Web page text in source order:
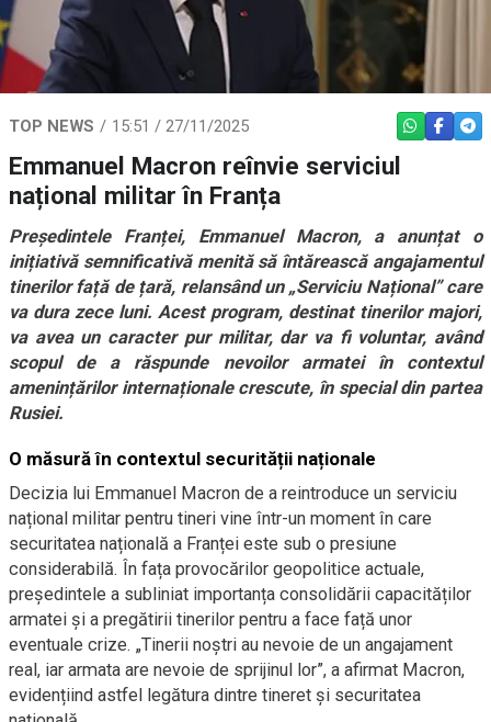
TOP NEWS 15:51 / 27/11/2025 WHATSAPP
Emmanuel Macron reînvie serviciul
național militar în Franța
Președintele Franței, Emmanuel Macron, a anunțat o
inițiativă semnificativă menită să întărească angajamentul
tinerilor față de țară, relansând un „Serviciu Național” care
va dura zece luni. Acest program, destinat tinerilor majori,
va avea un caracter pur militar, dar va fi voluntar, având
scopul de a răspunde nevoilor armatei în contextul
amenințărilor internaționale crescute, în special din partea
Rusiei.
O măsură în contextul securității naționale
Decizia lui Emmanuel Macron de a reintroduce un serviciu
național militar pentru tineri vine într-un moment în care
securitatea națională a Franței este sub o presiune
considerabilă. În fața provocărilor geopolitice actuale,
președintele a subliniat importanța consolidării capacităților
armatei și a pregătirii tinerilor pentru a face față unor
eventuale crize. „Tinerii noștri au nevoie de un angajament
real, iar armata are nevoie de sprijinul lor”, a afirmat Macron,
evidențiind astfel legătura dintre tineret și securitatea